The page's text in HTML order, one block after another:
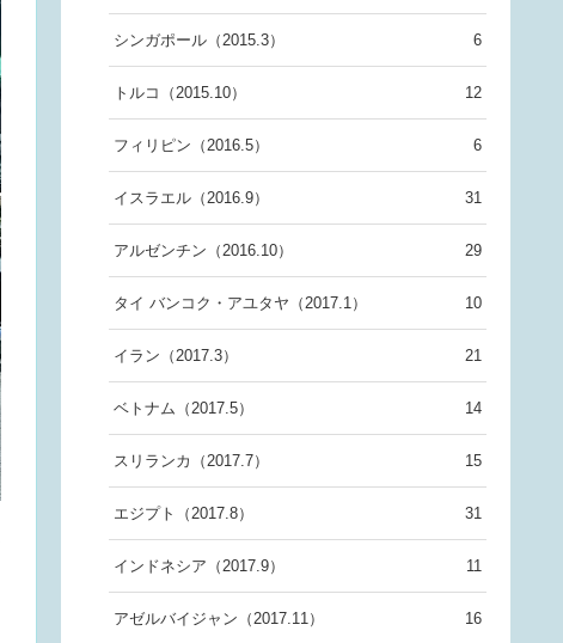
シンガポール（2015.3） 6
トルコ（2015.10） 12
フィリピン（2016.5） 6
イスラエル（2016.9） 31
アルゼンチン（2016.10） 29
タイ バンコク・アユタヤ（2017.1） 10
イラン（2017.3） 21
ベトナム（2017.5） 14
スリランカ（2017.7） 15
エジプト（2017.8） 31
インドネシア（2017.9） 11
アゼルバイジャン（2017.11） 16